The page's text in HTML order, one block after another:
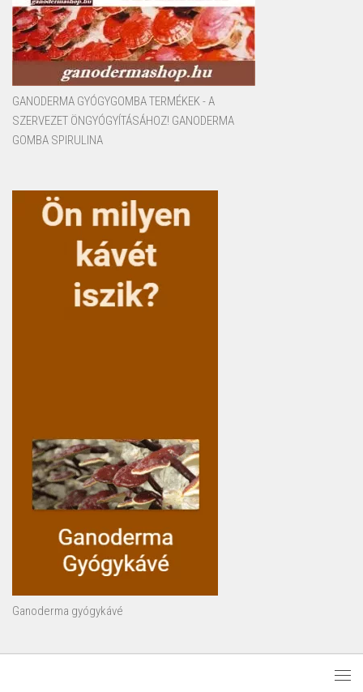
GANODERMA GYÓGYGOMBA TERMÉKEK - A
SZERVEZET ÖNGYÓGYÍTÁSÁHOZ! GANODERMA
GOMBA SPIRULINA
Ganoderma gyógykávé